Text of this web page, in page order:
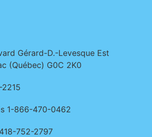
Gérard-D.-Levesque Est
(Québec) G0C 2K0
1-866-470-0462
752-2797